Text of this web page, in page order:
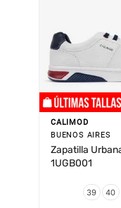
CALIMOD
BUENOS AIRES
Zapatilla
1UGB001
39 40